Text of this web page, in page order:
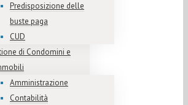
Predisposizione delle
buste paga
CUD
di Condomini e
Amministrazione
Contabilità